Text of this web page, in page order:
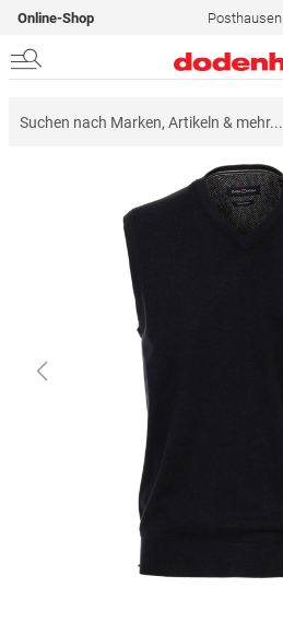
Online-Shop Posthausen